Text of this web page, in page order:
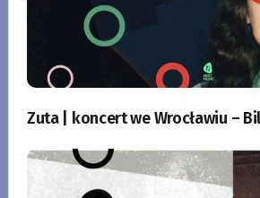
Zuta | koncert we Wrocławiu –